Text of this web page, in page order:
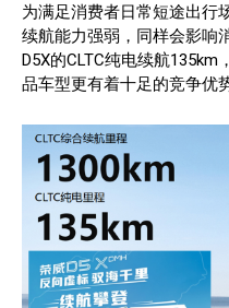
为满足消费者日常短途出行
续航能力强弱，同样会影响
D5X的CLTC纯电续航
品车型更有着十足的竞争优势